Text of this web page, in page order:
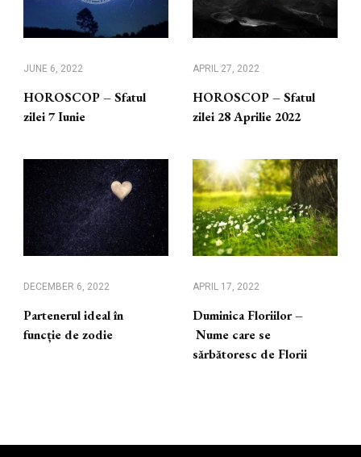
JUNE 6, 2022
HOROSCOP – Sfatul
zilei 7 Iunie
APRIL 27, 2022
HOROSCOP – Sfatul
zilei 28 Aprilie 2022
DECEMBER 6, 2022
Partenerul ideal în
funcție de zodie
APRIL 17, 2022
Duminica Floriilor –
Nume care se
sărbătoresc de Florii